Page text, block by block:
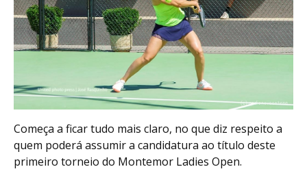
Começa a ficar tudo mais claro, no que diz respeito a
quem poderá assumir a candidatura ao título deste
primeiro torneio do Montemor Ladies Open.